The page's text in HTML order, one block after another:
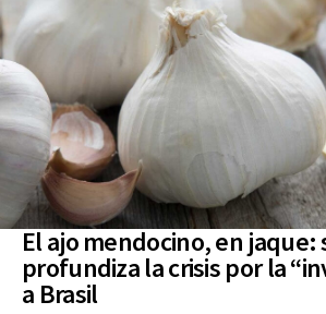
El ajo mendocino, en jaque:
profundiza la crisis por la
a Brasil